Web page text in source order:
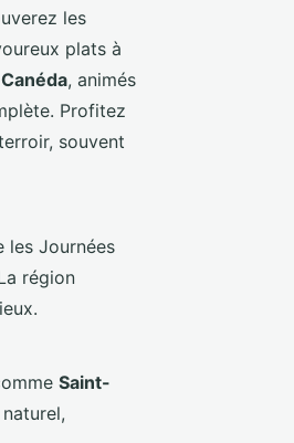
les
plats à
, animés
Profitez
souvent
les Journées
région
Saint-